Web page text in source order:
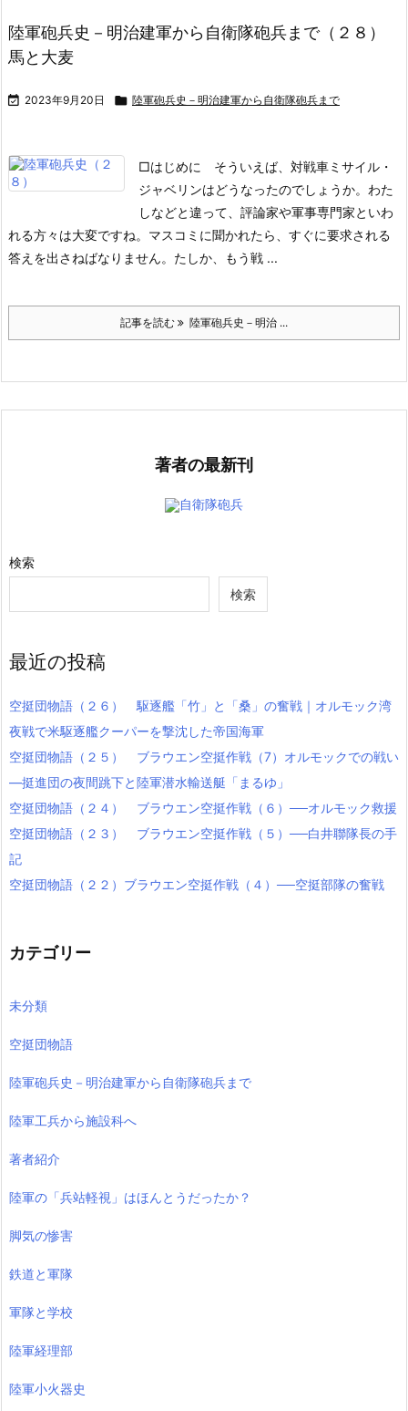
陸軍砲兵史－明治建軍から自衛隊砲兵まで（２８）
馬と大麦
 2023年9月20日  陸軍砲兵史－明治建軍から自衛隊砲兵まで
□はじめに
そういえば、対戦車ミサイル・
ジャベリンはどうなったのでしょうか。わた
しなどと違って、評論家や軍事専門家といわ
れる方々は大変ですね。マスコミに聞かれたら、すぐに要求される
答えを出さねばなりません。たしか、もう戦 ...
記事を読む 陸軍砲兵史－明治 ...
著者の最新刊
自衛隊砲兵
検索
検索
最近の投稿
空挺団物語（２６） 駆逐艦「竹」と「桑」の奮戦｜オルモック湾
夜戦で米駆逐艦クーパーを撃沈した帝国海軍
空挺団物語（２５） ブラウエン空挺作戦（7）オルモックでの戦い
―挺進団の夜間跳下と陸軍潜水輸送艇「まるゆ」
空挺団物語（２４） ブラウエン空挺作戦（６）──オルモック救援
空挺団物語（２３） ブラウエン空挺作戦（５）──白井聯隊長の手
記
空挺団物語（２２）ブラウエン空挺作戦（４）──空挺部隊の奮戦
カテゴリー
未分類
空挺団物語
陸軍砲兵史－明治建軍から自衛隊砲兵まで
陸軍工兵から施設科へ
著者紹介
陸軍の「兵站軽視」はほんとうだったか？
脚気の惨害
鉄道と軍隊
軍隊と学校
陸軍経理部
陸軍小火器史